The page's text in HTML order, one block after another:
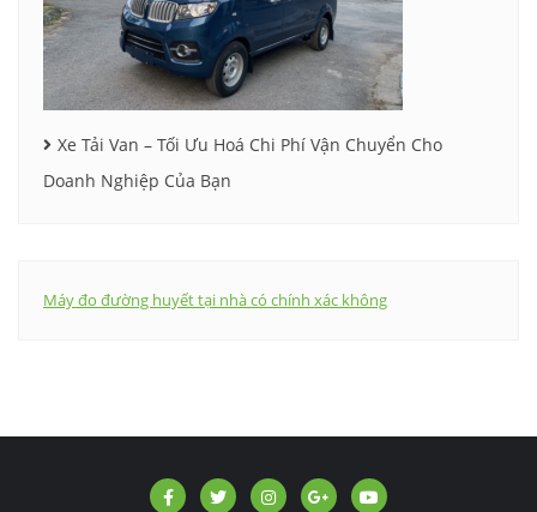
Xe Tải Van – Tối Ưu Hoá Chi Phí Vận Chuyển Cho
Doanh Nghiệp Của Bạn
Máy đo đường huyết tại nhà có chính xác không